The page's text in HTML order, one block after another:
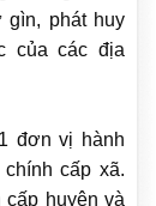
gìn, phát huy
của các địa
đơn vị hành
cấp xã.
huyện và